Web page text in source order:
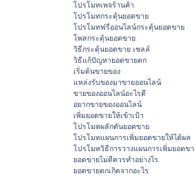
โปรโมทเพจร้านค้า
โปรโมทกระตุ้นยอดขาย
โปรโมทฟรีออนไลน์กระตุ้นยอดขาย
โพสกระตุ้นยอดขาย
วิธีกระตุ้นยอดขาย เซลล์
วิธีแก้ปัญหายอดขายตก
เริ่มต้นขายของ
แหล่งรับของมาขายออนไลน์
ขายของออนไลน์อะไรดี
อยากขายของออนไลน์
เพิ่มยอดขายให้เข้าเป้า
โปรโมทผลักดันยอดขาย
โปรโมทแผนการเพิ่มยอดขายให้ได้ผล
โปรโมทวิธีการวางแผนการเพิ่มยอดข
ยอดขายไม่ดีควรทำอย่างไร
ยอดขายตกเกิดจากอะไร